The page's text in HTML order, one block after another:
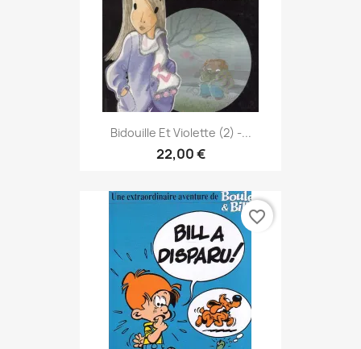
Bidouille Et Violette (2) -...
22,00 €
favorite_border